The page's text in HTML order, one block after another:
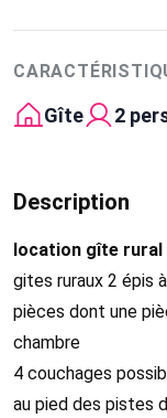
Gîte 2
Description
location gîte rural
gites ruraux 2 épis
pièces dont une
chambre
4 couchages
au pied des pistes